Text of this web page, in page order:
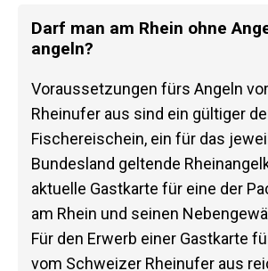
Darf man am Rhein ohne
angeln?
Voraussetzungen fürs Angeln
Rheinufer aus sind ein gültiger
Fischereischein, ein für das
Bundesland geltende
aktuelle Gastkarte für eine der
am Rhein und seinen
Für den Erwerb einer Gastkarte
vom Schweizer Rheinufer aus